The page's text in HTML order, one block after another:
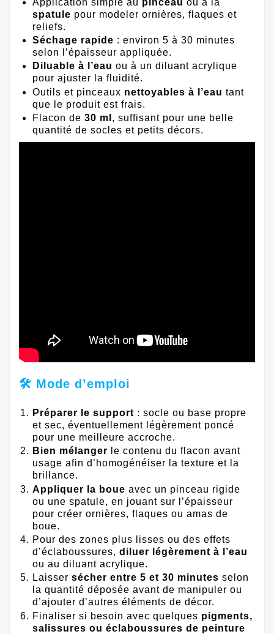
spatule pour modeler ornières, flaques et
reliefs.
Séchage rapide : environ 5 à 30 minutes
selon l’épaisseur appliquée.
Diluable à l’eau ou à un diluant acrylique
pour ajuster la fluidité.
Outils et pinceaux nettoyables à l’eau tant
que le produit est frais.
Flacon de 30 ml , suffisant pour une belle
quantité de socles et petits décors.
🛠️ Mode d’emploi
Préparer le support : socle ou base propre
et sec, éventuellement légèrement poncé
pour une meilleure accroche.
Bien mélanger le contenu du flacon avant
usage afin d’homogénéiser la texture et la
brillance.
Appliquer la boue avec un pinceau rigide
ou une spatule, en jouant sur l’épaisseur
pour créer ornières, flaques ou amas de
boue.
Pour des zones plus lisses ou des effets
d’éclaboussures, diluer légèrement à l’eau
ou au diluant acrylique.
Laisser sécher entre 5 et 30 minutes selon
la quantité déposée avant de manipuler ou
d’ajouter d’autres éléments de décor.
Finaliser si besoin avec quelques pigments,
salissures ou éclaboussures de peinture